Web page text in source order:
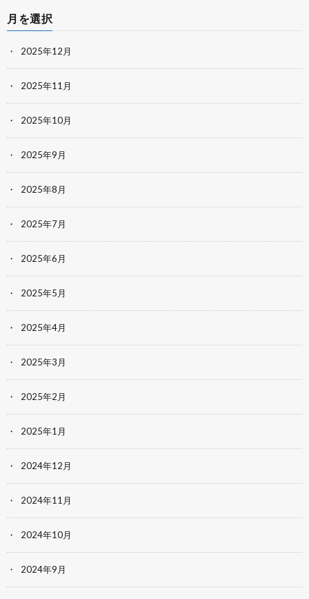
月を選択
2025年12月
2025年11月
2025年10月
2025年9月
2025年8月
2025年7月
2025年6月
2025年5月
2025年4月
2025年3月
2025年2月
2025年1月
2024年12月
2024年11月
2024年10月
2024年9月